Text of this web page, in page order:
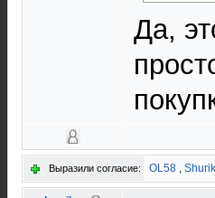
Да,
Выразили согласие: OL58 ,